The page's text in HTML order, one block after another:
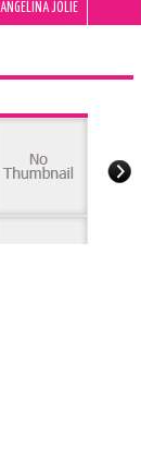
ANGELINA JOLIE